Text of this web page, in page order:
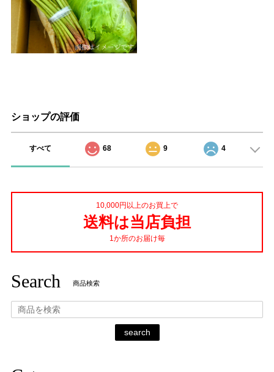
ショップの評価
すべて 68 9 4
10,000円以上のお買上で
送料は当店負担
1か所のお届け毎
Search 商品検索
search